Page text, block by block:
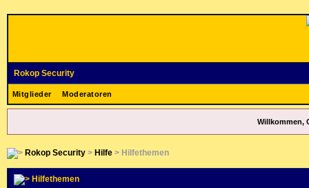
Rokop Security
Mitglieder Moderatoren
Willkommen,
Rokop Security> Hilfe> Hilfethemen
Hilfethemen